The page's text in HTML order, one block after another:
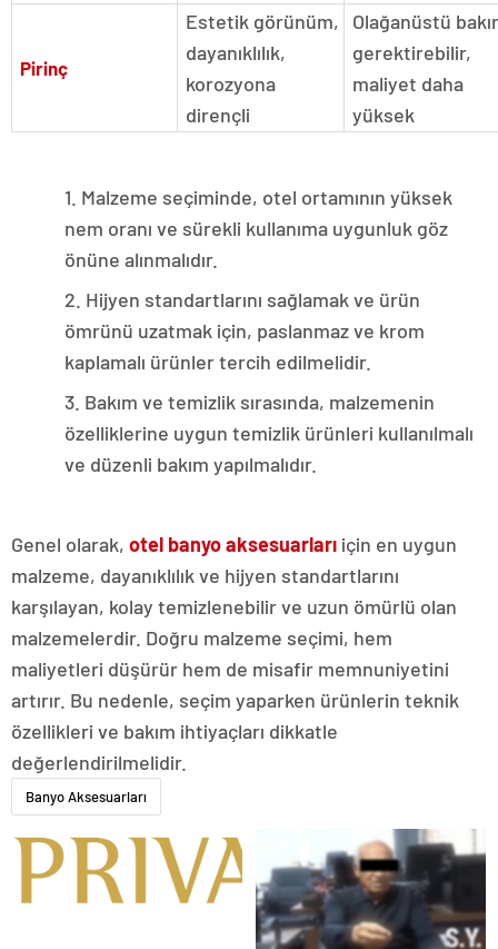
Pirinç
Estetik görünüm,
dayanıklılık,
korozyona
dirençli
Olağanüstü
gerektirebilir,
maliyet daha
yüksek
1. Malzeme seçiminde, otel ortamının yüksek
nem oranı ve sürekli kullanıma uygunluk göz
önüne alınmalıdır.
2. Hijyen standartlarını sağlamak ve ürün
ömrünü uzatmak için, paslanmaz ve krom
kaplamalı ürünler tercih edilmelidir.
3. Bakım ve temizlik sırasında, malzemenin
özelliklerine uygun temizlik ürünleri kullanılmalı
ve düzenli bakım yapılmalıdır.
Genel olarak, otel banyo aksesuarları için en uygun
malzeme, dayanıklılık ve hijyen standartlarını
karşılayan, kolay temizlenebilir ve uzun ömürlü olan
malzemelerdir. Doğru malzeme seçimi, hem
maliyetleri düşürür hem de misafir memnuniyetini
artırır. Bu nedenle, seçim yaparken ürünlerin teknik
özellikleri ve bakım ihtiyaçları dikkatle
değerlendirilmelidir.
Banyo Aksesuarları